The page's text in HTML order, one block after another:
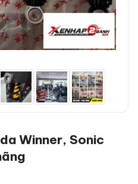
Winner, Sonic